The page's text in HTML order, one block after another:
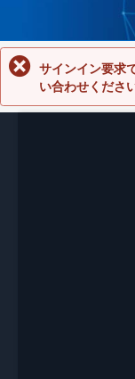
サインイン要求
い合わせください